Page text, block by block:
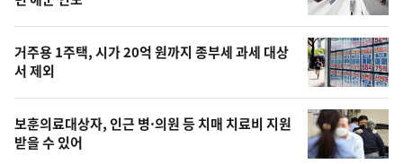
신,
오
늘
의
영
상
스
거주용 1주택, 시가 20억 원까지 종부세 과세 대상
서 제외
보훈의료대상자, 인근 병·의원 등 치매 치료비 지원
받을 수 있어